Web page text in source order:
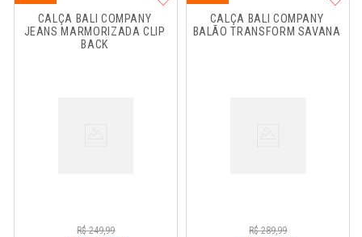
CALÇA BALI COMPANY
JEANS MARMORIZADA CLIP
BACK
R$ 249,99
CALÇA BALI COMPANY
BALÃO TRANSFORM SAVANA
R$ 289,99